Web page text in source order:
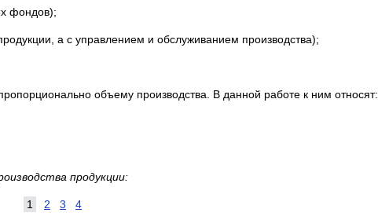
фондов);
а с управлением и обслуживанием производства);
объему производства. В данной работе к ним относят:
продукции:
1 2 3 4